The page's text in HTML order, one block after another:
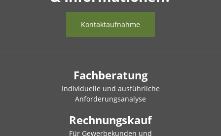
Kontaktaufnahme
Fachberatung
Individuelle und ausführliche
Anforderungsanalyse
Rechnungskauf
Für Gewerbekunden und